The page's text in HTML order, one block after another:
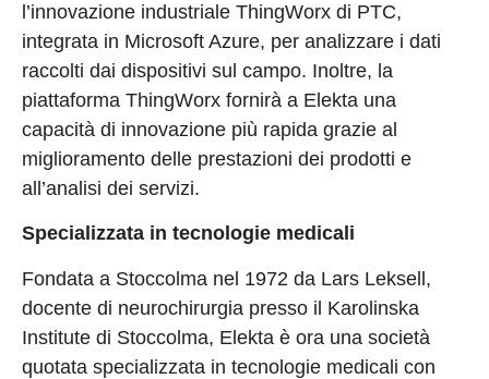
l’innovazione industriale ThingWorx di PTC,
integrata in Microsoft Azure, per analizzare i dati
raccolti dai dispositivi sul campo. Inoltre, la
piattaforma ThingWorx fornirà a Elekta una
capacità di innovazione più rapida grazie al
miglioramento delle prestazioni dei prodotti e
all’analisi dei servizi.
Specializzata in tecnologie medicali
Fondata a Stoccolma nel 1972 da Lars Leksell,
docente di neurochirurgia presso il Karolinska
Institute di Stoccolma, Elekta è ora una società
quotata specializzata in tecnologie medicali con